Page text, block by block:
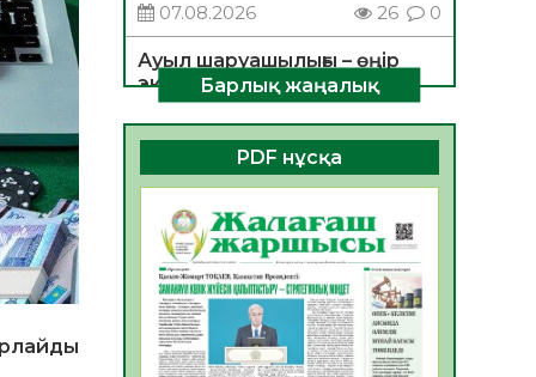
07.08.2026
26 0
Ауыл шаруашылығы – өңір
экономикасының негізгі
тірегі
06.08.2026
35 0
ҚОҒАМДЫҚ БЕЛСЕНДІЛІК –
ЕЛ ДАМУЫНЫҢ НЕГІЗІ
06.08.2026
32
ҚҰРЫЛТАЙ САЙЛАУЫ –
БОЛАШАҚҚА БАСТАР
ЖАУАПТЫ ТАҢДАУ
06.08.2026
35
Барлық жаңалық
PDF нұсқа